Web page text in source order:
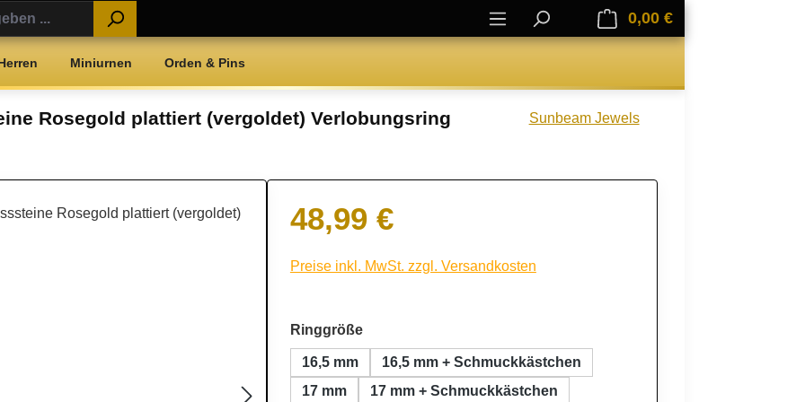
0,00 €Warenkorb enthält
Miniurnen Orden & Pins
Rosegold plattiert (vergoldet) Verlobungsring Sunbeam Jewels
Regulärer Preis:
48,99 €
Preise inkl. MwSt. zzgl. Versandkosten
Ringgrößeauswählen
16,5 mm
16,5 mm + Schmuckkästchen
17 mm
17 mm + Schmuckkästchen